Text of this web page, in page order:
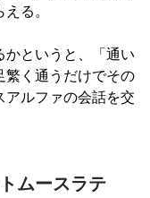
る。
というと、「通い
繁く通うだけでその
アルファの会話を交
ムースラテ